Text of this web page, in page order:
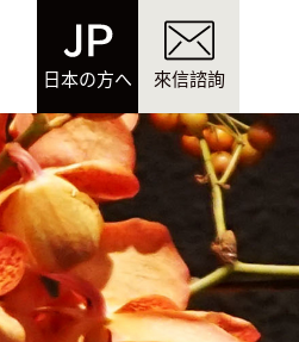
日本の方へ 來信諮詢